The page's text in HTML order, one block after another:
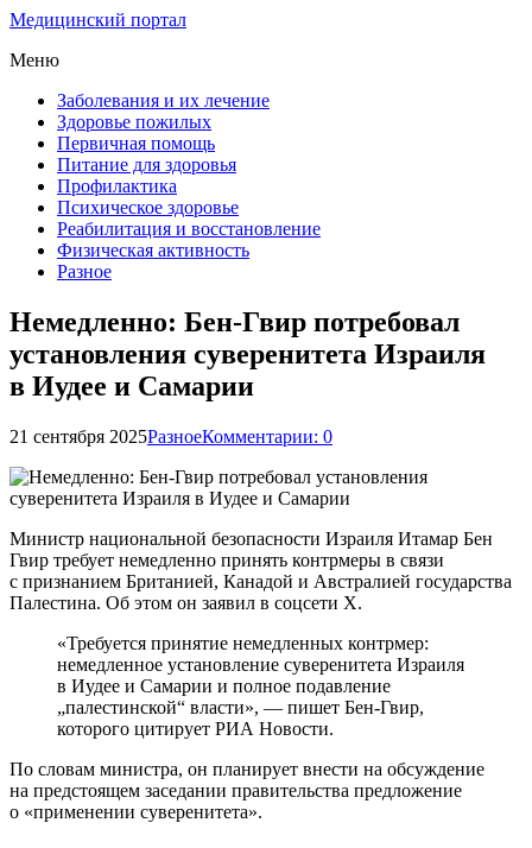
Медицинский портал
Меню
Заболевания и их лечение
Здоровье пожилых
Первичная помощь
Питание для здоровья
Профилактика
Психическое здоровье
Реабилитация и восстановление
Физическая активность
Разное
Немедленно: Бен-Гвир потребовал
установления суверенитета Израиля
в Иудее и Самарии
21 сентября 2025РазноеКомментарии: 0
Министр национальной безопасности Израиля Итамар Бен
Гвир требует немедленно принять контрмеры в связи
с признанием Британией, Канадой и Австралией государства
Палестина. Об этом он заявил в соцсети Х.
«Требуется принятие немедленных контрмер:
немедленное установление суверенитета Израиля
в Иудее и Самарии и полное подавление
„палестинской“ власти», — пишет Бен-Гвир,
которого цитирует РИА Новости.
По словам министра, он планирует внести на обсуждение
на предстоящем заседании правительства предложение
о «применении суверенитета».